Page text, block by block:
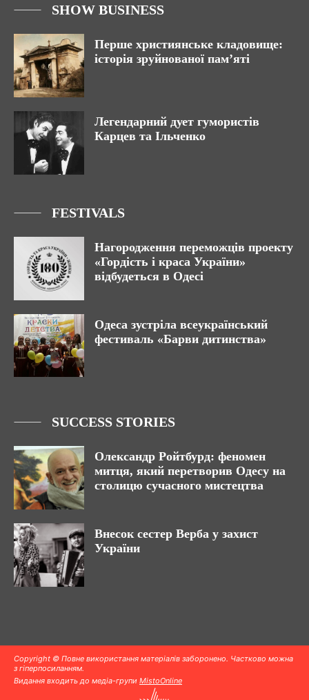
SHOW BUSINESS
Перше християнське кладовище:
історія зруйнованої пам’яті
Легендарний дует гумористів
Карцев та Ільченко
FESTIVALS
Нагородження переможців проекту
«Гордість і краса України»
відбудеться в Одесі
Одеса зустріла всеукраїнський
фестиваль «Барви дитинства»
SUCCESS STORIES
Олександр Ройтбурд: феномен
митця, який перетворив Одесу на
столицю сучасного мистецтва
Внесок сестер Верба у захист
України
Copyright © Повне використання матеріалів заборонено. Частково можна
з гіперпосиланням.
Видання входить до медіа-групи MistoOnline